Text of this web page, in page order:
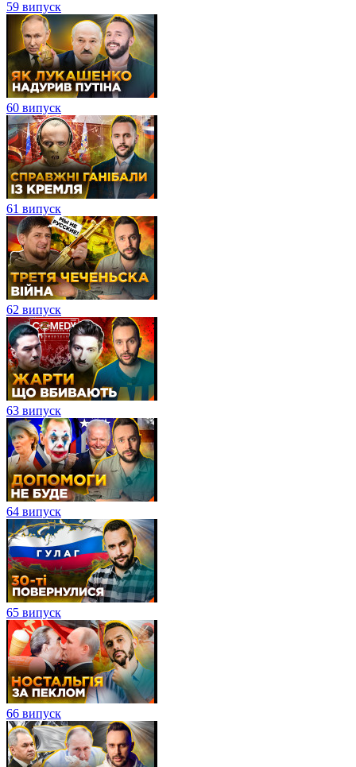
59 випуск
60 випуск
61 випуск
62 випуск
63 випуск
64 випуск
65 випуск
66 випуск